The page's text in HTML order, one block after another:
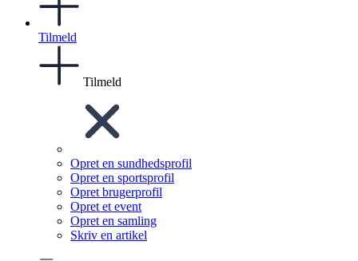
Tilmeld
Tilmeld
Opret en sundhedsprofil
Opret en sportsprofil
Opret brugerprofil
Opret et event
Opret en samling
Skriv en artikel